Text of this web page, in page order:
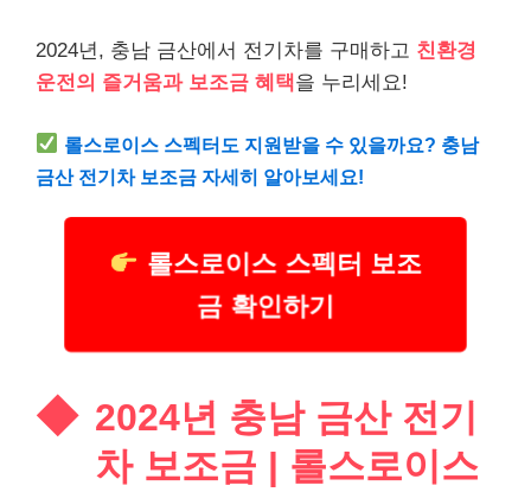
2024년, 충남 금산에서 전기차를 구매하고 친환경
운전의 즐거움과 보조금 혜택을 누리세요!
롤스로이스 스펙터도 지원받을 수 있을까요? 충남
금산 전기차 보조금 자세히 알아보세요!
롤스로이스 스펙터 보조
금 확인하기
2024년 충남 금산 전기
차 보조금 | 롤스로이스